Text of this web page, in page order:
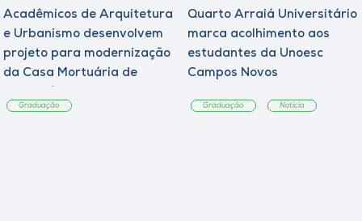
Acadêmicos de Arquitetura
e Urbanismo desenvolvem
projeto para modernização
da Casa Mortuária de
Graduação
Quarto Arraiá Universitário
marca acolhimento aos
estudantes da Unoesc
Campos Novos
Graduação Notícia